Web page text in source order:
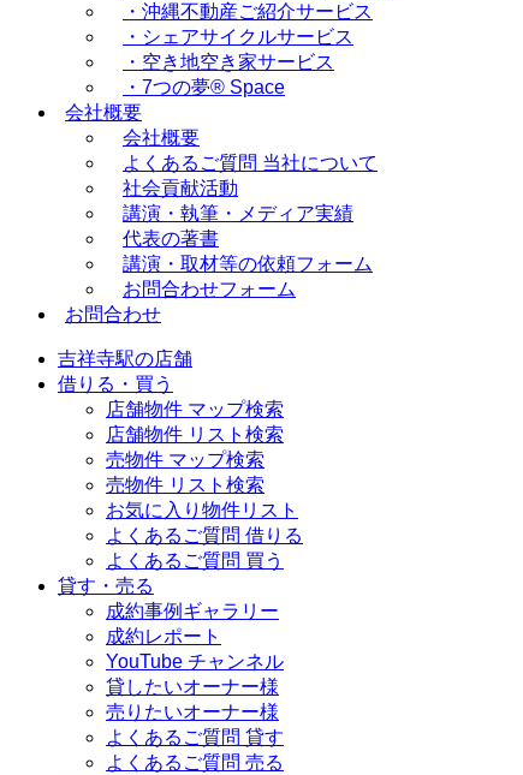
・沖縄不動産ご紹介サービス
・シェアサイクルサービス
・空き地空き家サービス
・7つの夢® Space
会社概要
会社概要
よくあるご質問 当社について
社会貢献活動
講演・執筆・メディア実績
代表の著書
講演・取材等の依頼フォーム
お問合わせフォーム
お問合わせ
吉祥寺駅の店舗
借りる・買う
店舗物件 マップ検索
店舗物件 リスト検索
売物件 マップ検索
売物件 リスト検索
お気に入り物件リスト
よくあるご質問 借りる
よくあるご質問 買う
貸す・売る
成約事例ギャラリー
成約レポート
YouTube チャンネル
貸したいオーナー様
売りたいオーナー様
よくあるご質問 貸す
よくあるご質問 売る